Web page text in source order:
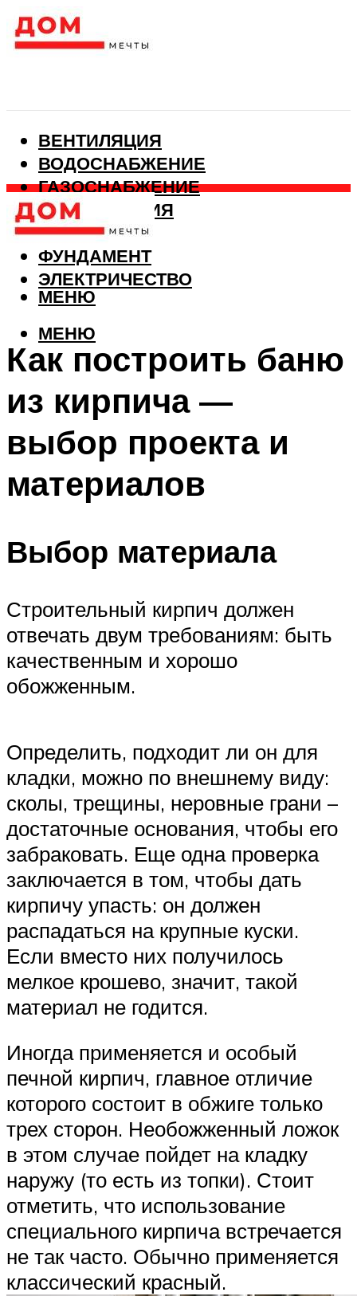
ВЕНТИЛЯЦИЯ
ВОДОСНАБЖЕНИЕ
ГАЗОСНАБЖЕНИЕ
КАНАЛИЗАЦИЯ
ОТОПЛЕНИЕ
ФУНДАМЕНТ
ЭЛЕКТРИЧЕСТВО
МЕНЮ
МЕНЮ
Как построить баню
из кирпича —
выбор проекта и
материалов
Выбор материала
Строительный кирпич должен
отвечать двум требованиям: быть
качественным и хорошо
обожженным.
Определить, подходит ли он для
кладки, можно по внешнему виду:
сколы, трещины, неровные грани –
достаточные основания, чтобы его
забраковать. Еще одна проверка
заключается в том, чтобы дать
кирпичу упасть: он должен
распадаться на крупные куски.
Если вместо них получилось
мелкое крошево, значит, такой
материал не годится.
Иногда применяется и особый
печной кирпич, главное отличие
которого состоит в обжиге только
трех сторон. Необожженный ложок
в этом случае пойдет на кладку
наружу (то есть из топки). Стоит
отметить, что использование
специального кирпича встречается
не так часто. Обычно применяется
классический красный.